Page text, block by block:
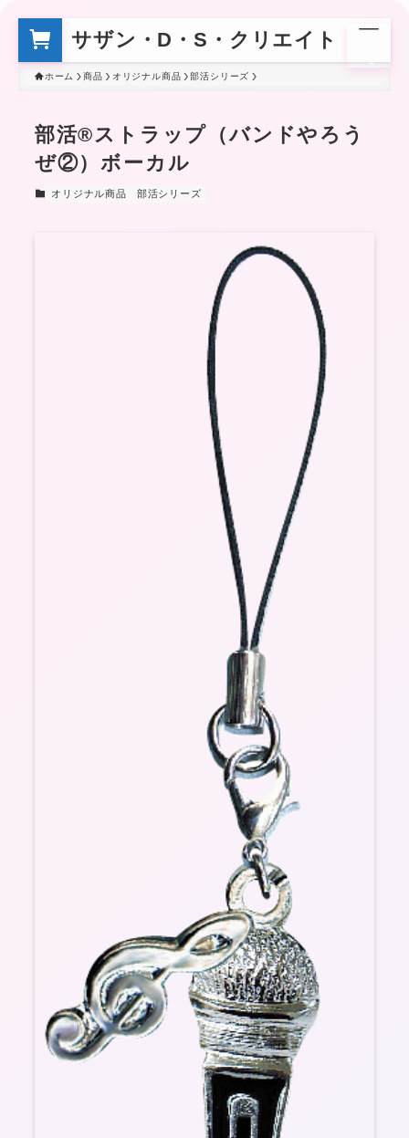
サザン・D・S・クリエイト
ュ
ホーム 商品 オリジナル商品 部活シリーズ
部活®ストラップ（バンドやろう
ぜ②）ボーカル
オリジナル商品 部活シリーズ